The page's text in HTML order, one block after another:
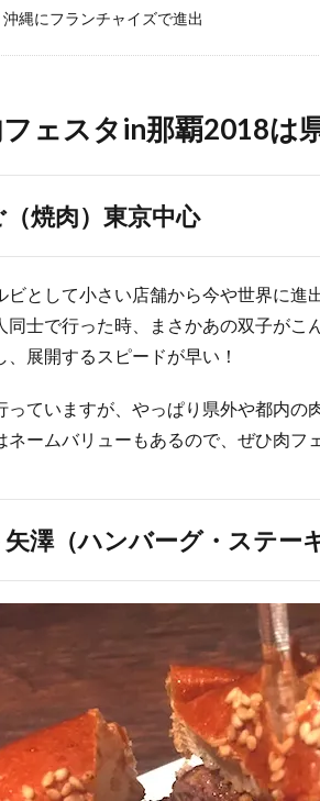
沖縄にフランチャイズで進出
ェスタin那覇2018は
焼肉）東京中心
ビとして小さい店舗から今や世界に進
同士で行った時、まさかあの双子が
、展開するスピードが早い！
っていますが、やっぱり県外や都内の
ネームバリューもあるので、ぜひ肉フ
矢澤（ハンバーグ・ステー